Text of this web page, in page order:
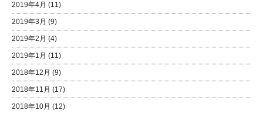
2019年4月 (11)
2019年3月 (9)
2019年2月 (4)
2019年1月 (11)
2018年12月 (9)
2018年11月 (17)
2018年10月 (12)